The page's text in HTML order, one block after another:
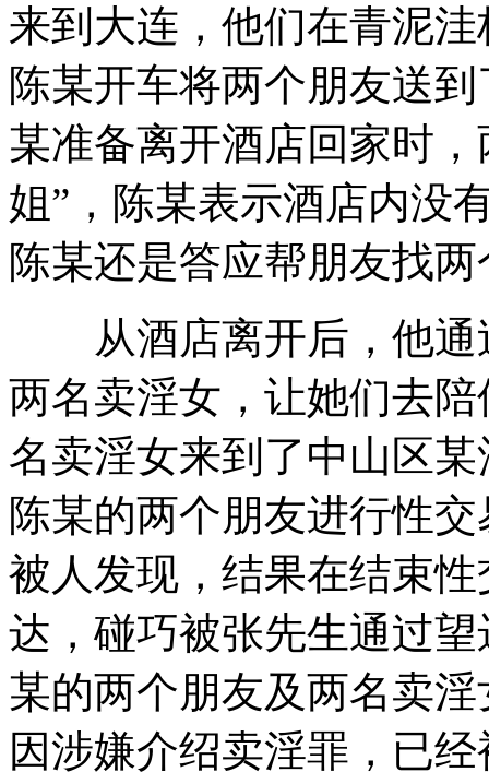
来到大连，他们在青泥
陈某开车将两个朋友送
某准备离开酒店回家时
姐”，陈某表示酒店内没
陈某还是答应帮朋友找两
从酒店离开后，他通
两名卖淫女，让她们去
名卖淫女来到了中山区
陈某的两个朋友进行性
被人发现，结果在结束
达，碰巧被张先生通过
某的两个朋友及两名卖
因涉嫌介绍卖淫罪，已